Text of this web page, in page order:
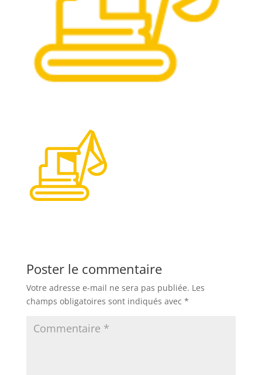
Poster le commentaire
Votre adresse e-mail ne sera pas publiée. Les
champs obligatoires sont indiqués avec *